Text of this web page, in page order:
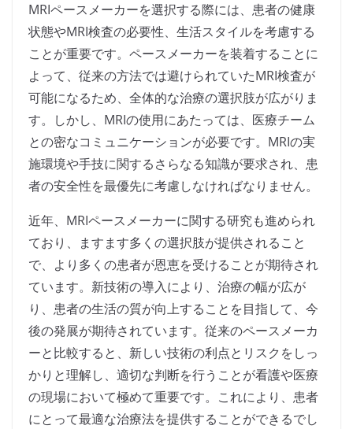
MRIペースメーカーを選択する際には、患者の健康
状態やMRI検査の必要性、生活スタイルを考慮する
ことが重要です。ペースメーカーを装着することに
よって、従来の方法では避けられていたMRI検査が
可能になるため、全体的な治療の選択肢が広がりま
す。しかし、MRIの使用にあたっては、医療チーム
との密なコミュニケーションが必要です。MRIの実
施環境や手技に関するさらなる知識が要求され、患
者の安全性を最優先に考慮しなければなりません。
近年、MRIペースメーカーに関する研究も進められ
ており、ますます多くの選択肢が提供されること
で、より多くの患者が恩恵を受けることが期待され
ています。新技術の導入により、治療の幅が広が
り、患者の生活の質が向上することを目指して、今
後の発展が期待されています。従来のペースメーカ
ーと比較すると、新しい技術の利点とリスクをしっ
かりと理解し、適切な判断を行うことが看護や医療
の現場において極めて重要です。これにより、患者
にとって最適な治療法を提供することができるでし